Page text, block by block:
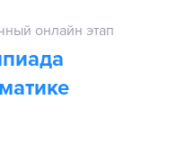
онлайн этап